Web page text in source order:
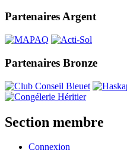
Partenaires Argent
Partenaires Bronze
Section membre
Connexion